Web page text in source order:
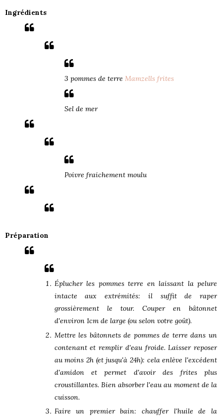
Ingrédients
3 pommes de terre Mamzells frites
Sel de mer
Poivre fraichement moulu
Préparation
Éplucher les pommes terre en laissant la pelure
intacte aux extrémités: il suffit de raper
grossièrement le tour. Couper en bâtonnet
d'environ 1cm de large (ou selon votre goût).
Mettre les bâtonnets de pommes de terre dans un
contenant et remplir d'eau froide. Laisser reposer
au moins 2h (et jusqu'à 24h): cela enlève l'excédent
d'amidon et permet d'avoir des frites plus
croustillantes. Bien absorber l'eau au moment de la
cuisson.
Faire un premier bain: chauffer l'huile de la